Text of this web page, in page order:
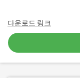
다운로드 링크